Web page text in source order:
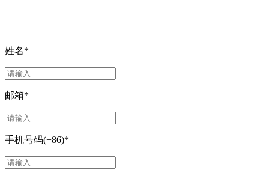
姓名*
邮箱*
手机号码(+86)*